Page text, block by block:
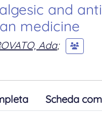
and
medicine
Ada;
Scheda